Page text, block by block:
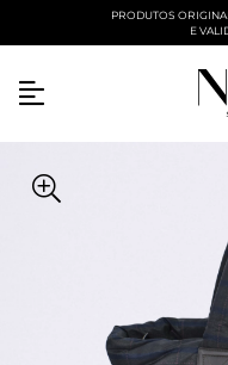
PRODUTOS
E